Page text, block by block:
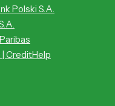
Polski S.A.
CreditHelp